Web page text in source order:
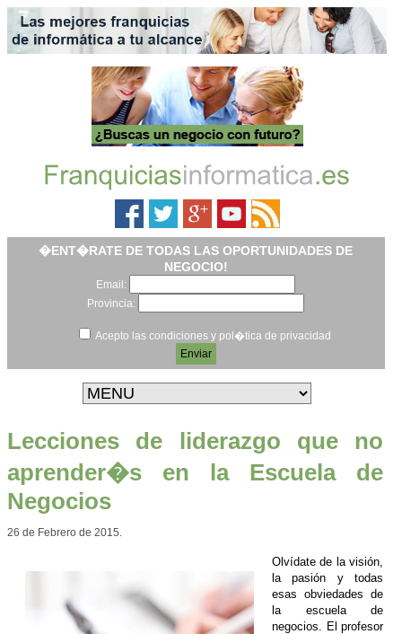
�ENT�RATE DE TODAS LAS OPORTUNIDADES DE
NEGOCIO!
Email:
Provincia:
Acepto las condiciones y pol�tica de privacidad
Lecciones de liderazgo que no
aprender�s en la Escuela de
Negocios
26 de Febrero de 2015.
Olvídate de la visión,
la pasión y todas
esas obviedades de
la escuela de
negocios. El profesor